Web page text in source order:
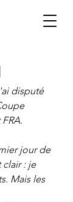
disputé
FRA.
jour de
: je
Mais les